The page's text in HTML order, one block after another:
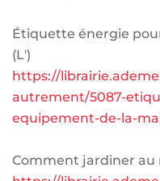
Étiquette énergie
(L')
https://
autrement/5087-
equipement-de-la-
Comment jardiner au